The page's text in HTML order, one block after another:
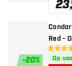
23
-20%
Red -
4.9
Op